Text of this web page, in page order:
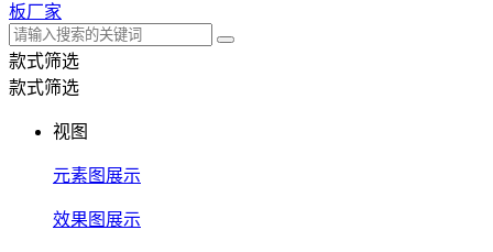
板厂家
款式筛选
款式筛选
视图
元素图展示
效果图展示